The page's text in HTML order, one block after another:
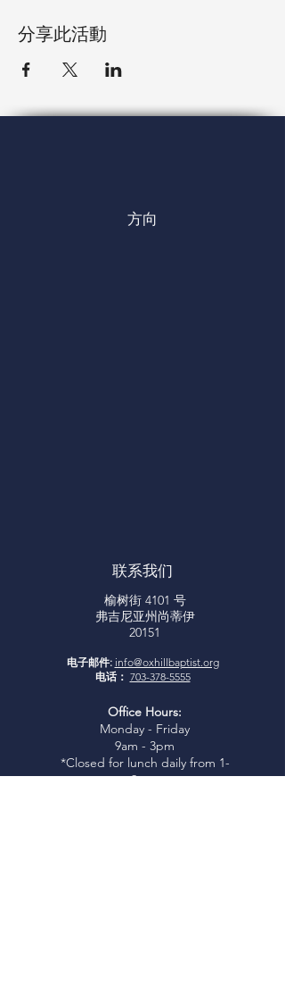
分享此活動
方向
联系我们
榆树街 4101 号
弗吉尼亚州尚蒂伊
20151
电子邮件: info@oxhillbaptist.org
电话： 703-378-5555
Office Hours:
Monday - Friday
9am - 3pm
*Closed for lunch daily from 1-
2 pm